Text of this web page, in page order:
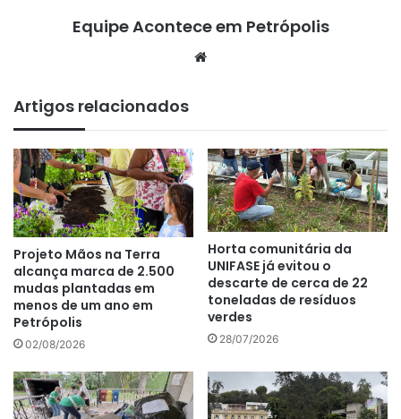
Equipe Acontece em Petrópolis
Artigos relacionados
Projeto Mãos na Terra
alcança marca de 2.500
mudas plantadas em
menos de um ano em
Petrópolis
02/08/2026
Horta comunitária da
UNIFASE já evitou o
descarte de cerca de 22
toneladas de resíduos
verdes
28/07/2026